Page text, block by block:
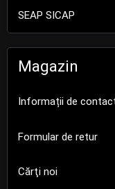
SEAP SICAP
Magazin
Informații de
Formular de retur
Cărţi noi